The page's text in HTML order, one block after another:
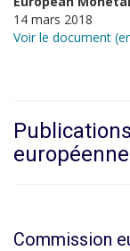
14 mars 2018
Voir le document
Commission